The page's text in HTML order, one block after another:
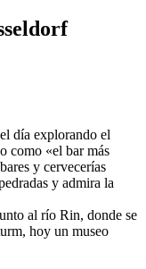
día explorando el
como «el bar más
y cervecerías
y admira la
al río Rin, donde se
hoy un museo